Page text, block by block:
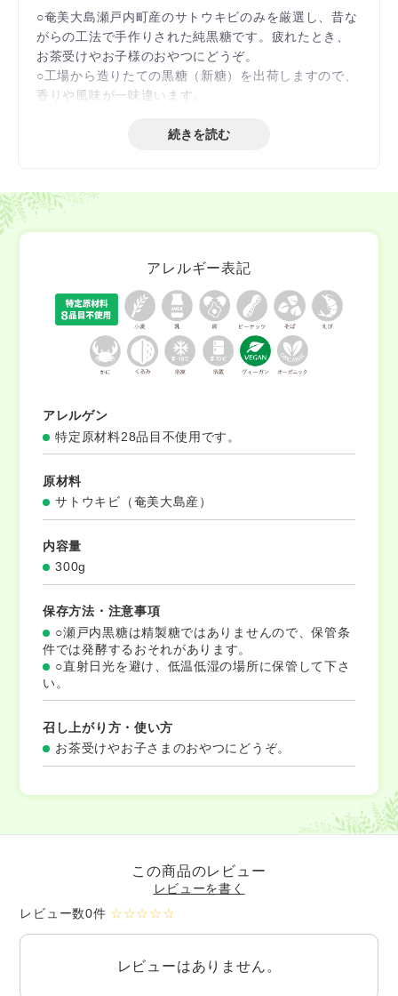
○奄美大島瀬戸内町産のサトウキビのみを厳選し、昔な
がらの工法で手作りされた純黒糖です。疲れたとき、
お茶受けやお子様のおやつにどうぞ。
○工場から造りたての黒糖（新糖）を出荷しますので、
香りや風味が一味違います。
続きを読む
アレルギー表記
アレルゲン
特定原材料28品目不使用です。
原材料
サトウキビ（奄美大島産）
内容量
300g
保存方法・注意事項
○瀬戸内黒糖は精製糖ではありませんので、保管条
件では発酵するおそれがあります。
○直射日光を避け、低温低湿の場所に保管して下さ
い。
召し上がり方・使い方
お茶受けやお子さまのおやつにどうぞ。
この商品のレビュー
レビューを書く
レビュー数0件 ☆☆☆☆☆
レビューはありません。